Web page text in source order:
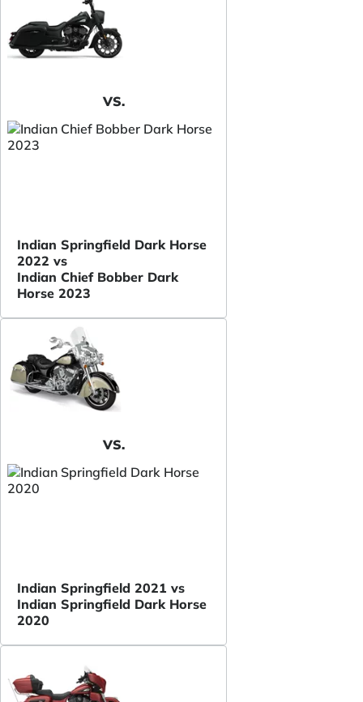
VS.
Indian Springfield Dark Horse
2022 vs
Indian Chief Bobber Dark
Horse 2023
VS.
Indian Springfield 2021 vs
Indian Springfield Dark Horse
2020